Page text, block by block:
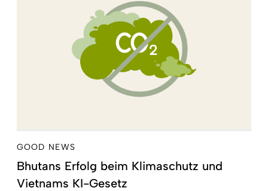
GOOD NEWS
Bhutans Erfolg beim Klimaschutz und
Vietnams KI-Gesetz